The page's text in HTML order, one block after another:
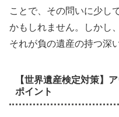
ことで、その問いに少し
かもしれません。しかし
それが負の遺産の持つ深
【世界遺産検定対策】
ポイント